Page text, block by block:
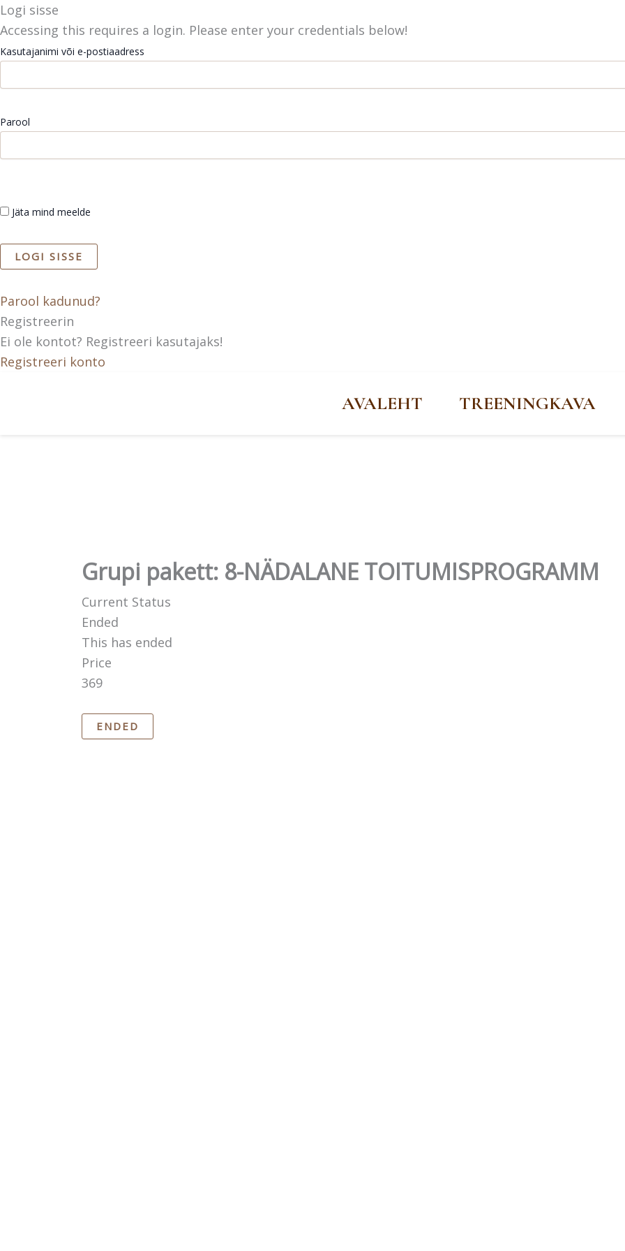
Logi sisse
Accessing this requires a login. Please enter your credentials below!
Kasutajanimi või e-postiaadress
Parool
Jäta mind meelde
Parool kadunud?
Registreerin
Ei ole kontot? Registreeri kasutajaks!
Registreeri konto
Skip
to
content
AVALEHT TREENINGKAVA
Grupi pakett: 8-NÄDALANE TOITUMISPROGRAMM
Current Status
Ended
This has ended
Price
369
ENDED